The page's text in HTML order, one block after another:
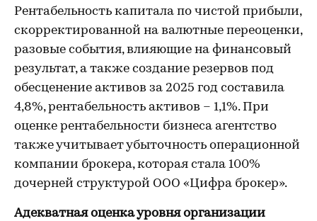
Рентабельность капитала по чистой прибыли,
скорректированной на валютные переоценки,
разовые события, влияющие на финансовый
результат, а также создание резервов под
обесценение активов за 2025 год составила
4,8%, рентабельность активов – 1,1%. При
оценке рентабельности бизнеса агентство
также учитывает убыточность операционной
компании брокера, которая стала 100%
дочерней структурой ООО «Цифра брокер».
Адекватная оценка уровня организации